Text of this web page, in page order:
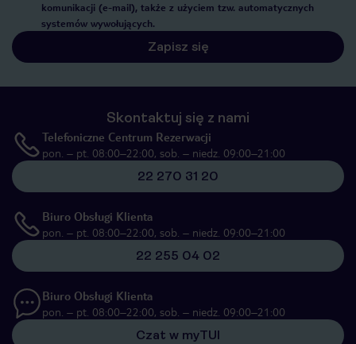
komunikacji (e-mail), także z użyciem tzw. automatycznych
systemów wywołujących.
Zapisz się
Skontaktuj się z nami
Telefoniczne Centrum Rezerwacji
pon. – pt. 08:00–22:00, sob. – niedz. 09:00–21:00
22 270 31 20
Biuro Obsługi Klienta
pon. – pt. 08:00–22:00, sob. – niedz. 09:00–21:00
22 255 04 02
Biuro Obsługi Klienta
pon. – pt. 08:00–22:00, sob. – niedz. 09:00–21:00
Czat w myTUI